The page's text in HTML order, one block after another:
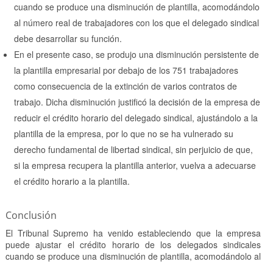
cuando se produce una disminución de plantilla, acomodándolo
al número real de trabajadores con los que el delegado sindical
debe desarrollar su función.
En el presente caso, se produjo una disminución persistente de
la plantilla empresarial por debajo de los 751 trabajadores
como consecuencia de la extinción de varios contratos de
trabajo. Dicha disminución justificó la decisión de la empresa de
reducir el crédito horario del delegado sindical, ajustándolo a la
plantilla de la empresa, por lo que no se ha vulnerado su
derecho fundamental de libertad sindical, sin perjuicio de que,
si la empresa recupera la plantilla anterior, vuelva a adecuarse
el crédito horario a la plantilla.
Conclusión
El Tribunal Supremo ha venido estableciendo que la empresa
puede ajustar el crédito horario de los delegados sindicales
cuando se produce una disminución de plantilla, acomodándolo al